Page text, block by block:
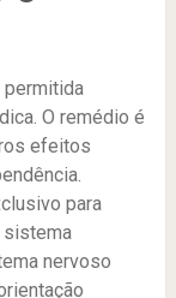
permitida
O remédio é
efeitos
para
sistema
nervoso